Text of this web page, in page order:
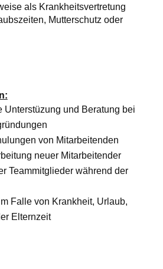
als Krankheitsvertretung
Mutterschutz oder
Unterstüzung und Beratung bei
von Mitarbeitenden
neuer Mitarbeitender
Teammitglieder während der
Falle von Krankheit, Urlaub,
Elternzeit